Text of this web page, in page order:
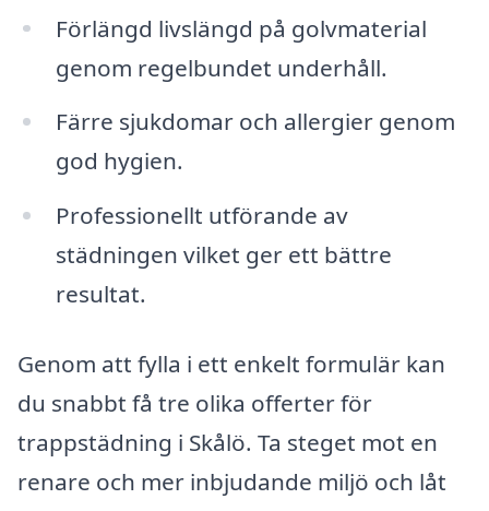
Förlängd livslängd på golvmaterial
genom regelbundet underhåll.
Färre sjukdomar och allergier genom
god hygien.
Professionellt utförande av
städningen vilket ger ett bättre
resultat.
Genom att fylla i ett enkelt formulär kan
du snabbt få tre olika offerter för
trappstädning i Skålö. Ta steget mot en
renare och mer inbjudande miljö och låt